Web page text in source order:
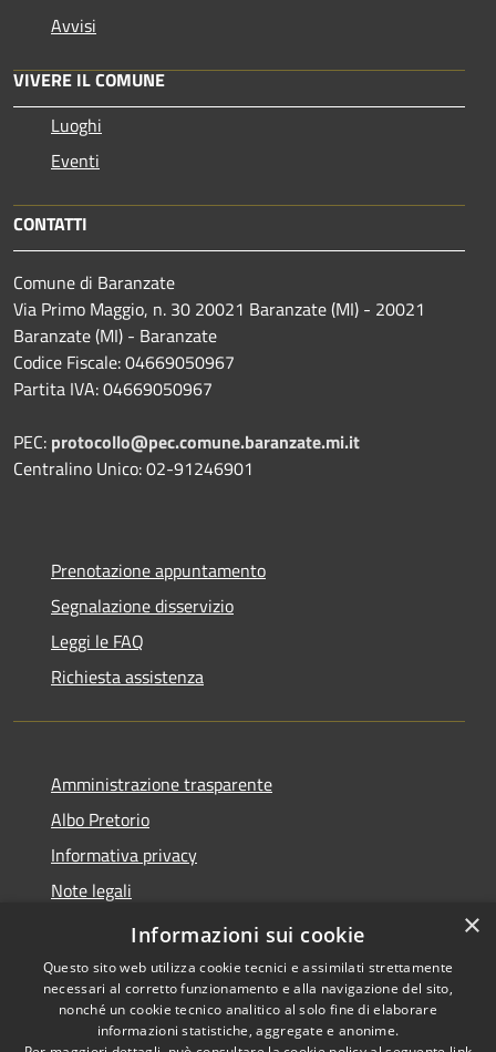
Avvisi
VIVERE IL COMUNE
Luoghi
Eventi
CONTATTI
Comune di Baranzate
Via Primo Maggio, n. 30 20021 Baranzate (MI) - 20021
Baranzate (MI) - Baranzate
Codice Fiscale: 04669050967
Partita IVA: 04669050967
PEC: protocollo@pec.comune.baranzate.mi.it
Centralino Unico: 02-91246901
Prenotazione appuntamento
Segnalazione disservizio
Leggi le FAQ
Richiesta assistenza
Amministrazione trasparente
Albo Pretorio
Informativa privacy
Note legali
Dichiarazione di accessibilità
Copyright © 2026 • Comune di
×
Informazioni sui cookie
Questo sito web utilizza cookie tecnici e assimilati strettamente
necessari al corretto funzionamento e alla navigazione del sito,
nonché un cookie tecnico analitico al solo fine di elaborare
informazioni statistiche, aggregate e anonime.